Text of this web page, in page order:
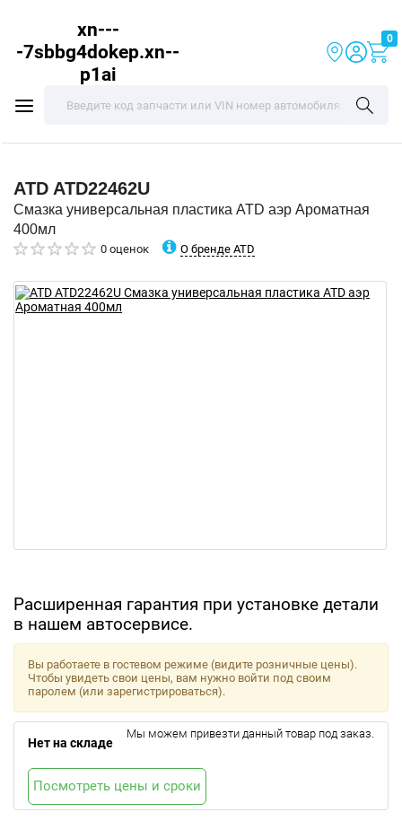
xn---
-7sbbg4dokep.xn--
p1ai
0
ATD ATD22462U
Смазка универсальная пластика ATD аэр Ароматная
400мл
0 оценок О бренде ATD
Расширенная гарантия при установке детали
в нашем автосервисе.
Вы работаете в гостевом режиме (видите розничные цены).
Чтобы увидеть свои цены, вам нужно войти под своим
паролем (или зарегистрироваться).
Нет на складе
Мы можем привезти данный товар под заказ.
Посмотреть цены и сроки